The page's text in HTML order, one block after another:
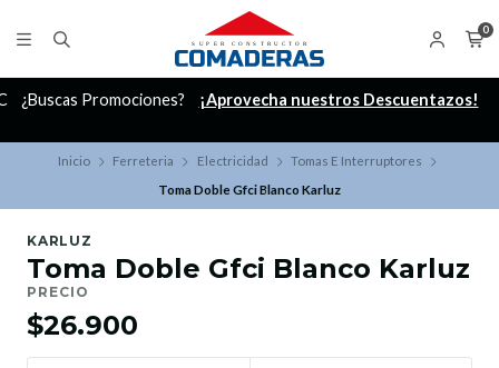
0
¿Buscas Promociones? ¡Aprovecha nuestros Descuentazos!
Inicio Ferreteria Electricidad
Tomas E Interruptores
Toma Doble Gfci Blanco Karluz
KARLUZ
Toma Doble Gfci Blanco Karluz
PRECIO
$26.900